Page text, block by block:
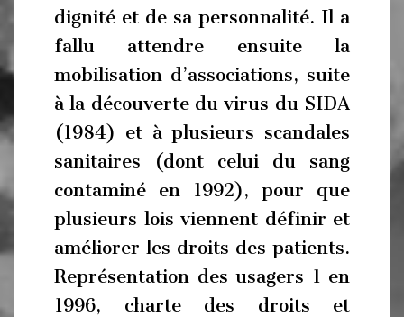
dignité et de sa personnalité. Il a
fallu attendre ensuite la
mobilisation d’associations, suite
à la découverte du virus du SIDA
(1984) et à plusieurs scandales
sanitaires (dont celui du sang
contaminé en 1992), pour que
plusieurs lois viennent définir et
améliorer les droits des patients.
Représentation des usagers 1 en
1996, charte des droits et